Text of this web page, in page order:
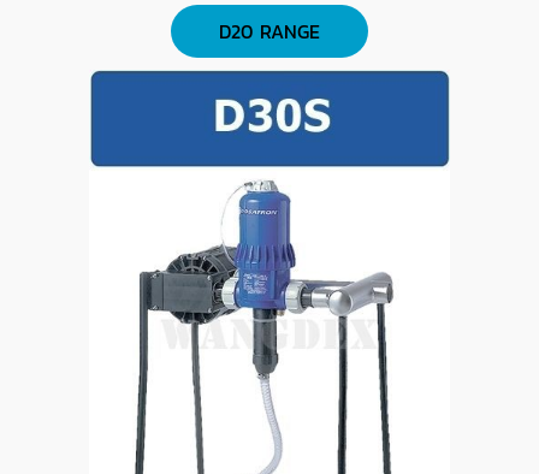
D20 RANGE